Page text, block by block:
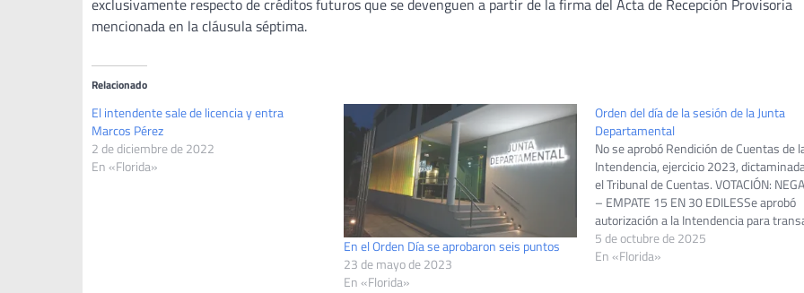
exclusivamente respecto de créditos futuros que se devenguen a partir de la firma del Acta de Recepción Provisoria
mencionada en la cláusula séptima.
Relacionado
El intendente sale de licencia y entra
Marcos Pérez
2 de diciembre de 2022
En «Florida»
En el Orden Día se aprobaron seis puntos
23 de mayo de 2023
En «Florida»
Orden del día de la sesión de la Junta
Departamental
No se aprobó Rendición de Cuentas de
Intendencia, ejercicio 2023,
el Tribunal de Cuentas. VOTACIÓN:
– EMPATE 15 EN 30 EDILESSe aprobó
autorización a la Intendencia para
con la empresa INSUR SAS en proceso
judicial, como forma de precaver un
5 de octubre de 2025
En «Florida»